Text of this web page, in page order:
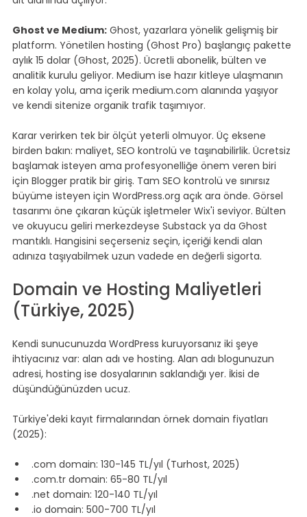
Ghost ve Medium: Ghost, yazarlara yönelik gelişmiş bir
platform. Yönetilen hosting (Ghost Pro) başlangıç pakette
aylık 15 dolar (Ghost, 2025). Ücretli abonelik, bülten ve
analitik kurulu geliyor. Medium ise hazır kitleye ulaşmanın
en kolay yolu, ama içerik medium.com alanında yaşıyor
ve kendi sitenize organik trafik taşımıyor.
Karar verirken tek bir ölçüt yeterli olmuyor. Üç eksene
birden bakın: maliyet, SEO kontrolü ve taşınabilirlik. Ücretsiz
başlamak isteyen ama profesyonelliğe önem veren biri
için Blogger pratik bir giriş. Tam SEO kontrolü ve sınırsız
büyüme isteyen için WordPress.org açık ara önde. Görsel
tasarımı öne çıkaran küçük işletmeler Wix'i seviyor. Bülten
ve okuyucu geliri merkezdeyse Substack ya da Ghost
mantıklı. Hangisini seçerseniz seçin, içeriği kendi alan
adınıza taşıyabilmek uzun vadede en değerli sigorta.
Domain ve Hosting Maliyetleri
(Türkiye, 2025)
Kendi sunucunuzda WordPress kuruyorsanız iki şeye
ihtiyacınız var: alan adı ve hosting. Alan adı blogunuzun
adresi, hosting ise dosyalarının saklandığı yer. İkisi de
düşündüğünüzden ucuz.
Türkiye'deki kayıt firmalarından örnek domain fiyatları
(2025):
.com domain: 130-145 TL/yıl (Turhost, 2025)
.com.tr domain: 65-80 TL/yıl
.net domain: 120-140 TL/yıl
.io domain: 500-700 TL/yıl